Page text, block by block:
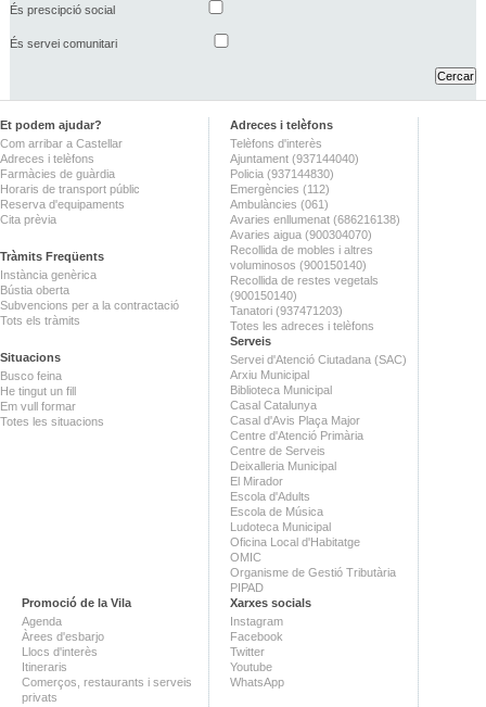
És prescipció social
És servei comunitari
Et podem ajudar?
Com arribar a Castellar
Adreces i telèfons
Farmàcies de guàrdia
Horaris de transport públic
Reserva d'equipaments
Cita prèvia
Tràmits Freqüents
Instància genèrica
Bústia oberta
Subvencions per a la contractació
Tots els tràmits
Situacions
Busco feina
He tingut un fill
Em vull formar
Totes les situacions
Adreces i telèfons
Telèfons d'interès
Ajuntament (937144040)
Policia (937144830)
Emergències (112)
Ambulàncies (061)
Avaries enllumenat (686216138)
Avaries aigua (900304070)
Recollida de mobles i altres
voluminosos (900150140)
Recollida de restes vegetals
(900150140)
Tanatori (937471203)
Totes les adreces i telèfons
Serveis
Servei d'Atenció Ciutadana (SAC)
Arxiu Municipal
Biblioteca Municipal
Casal Catalunya
Casal d'Avis Plaça Major
Centre d'Atenció Primària
Centre de Serveis
Deixalleria Municipal
El Mirador
Escola d'Adults
Escola de Música
Ludoteca Municipal
Oficina Local d'Habitatge
OMIC
Organisme de Gestió Tributària
PIPAD
Promoció de la Vila
Agenda
Àrees d'esbarjo
Llocs d'interès
Itineraris
Comerços, restaurants i serveis
privats
Xarxes socials
Instagram
Facebook
Twitter
Youtube
WhatsApp